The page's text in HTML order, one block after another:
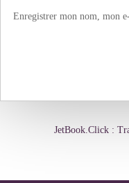
Enregistrer mon nom, mon
JetBook.Click :